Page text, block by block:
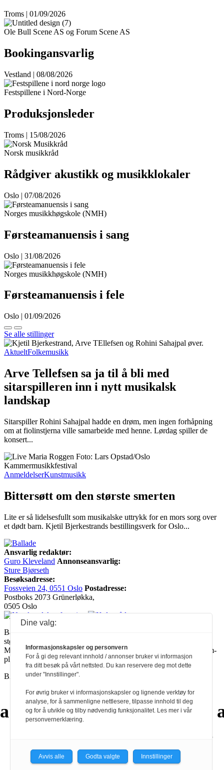
Troms | 01/09/2026
Ole Bull Scene AS og Forum Scene AS
Bookingansvarlig
Vestland | 08/08/2026
Festspillene i Nord-Norge
Produksjonsleder
Troms | 15/08/2026
Norsk musikkråd
Rådgiver akustikk og musikklokaler
Oslo | 07/08/2026
Norges musikkhøgskole (NMH)
Førsteamanuensis i sang
Oslo | 31/08/2026
Norges musikkhøgskole (NMH)
Førsteamanuensis i fele
Oslo | 01/09/2026
Se alle stillinger
AktueltFolkemusikk
Arve Tellefsen sa ja til å bli med
sitarspilleren inn i nytt musikalsk
landskap
Sitarspiller Rohini Sahajpal hadde en drøm, men ingen forhåpning
om at fiolinstjerna ville samarbeide med henne. Lørdag spiller de
konsert...
AnmeldelserKunstmusikk
Bittersøtt om den største smerten
Lite er så lidelsesfullt som musikalske uttrykk for en mors sorg over
et dødt barn. Kjetil Bjerkestrands bestillingsverk for Oslo...
Ansvarlig redaktør:
Guro Kleveland Annonseansvarlig:
Sture Bjørseth
Besøksadresse:
Fossveien 24, 0551 Oslo Postadresse:
Postboks 2073 Grünerløkka,
0505 Oslo
Ballade mottar tilskudd fra Norsk kulturråd, i tillegg til økonomisk
støtte fra eierne NOPA, Norsk komponistforening og
Musikkforleggerne. Ballade drives etter Redaktør- og Vær Varsom-
plakaten.
BALLADE — NORGES MUSIKKMAGASIN
aa a
aaa
aa
aa
a
Dine valg:
Informasjonskapsler og personvern
For å gi deg relevant innhold / annonser bruker vi informasjon
fra ditt besøk på vårt nettsted. Du kan reservere deg mot dette
under "Innstillinger".
For øvrig bruker vi informasjonskapsler og lignende verktøy for
analyse, for å sammenligne nettlesere, tilpasse innhold til deg
og for å utvikle og tilby nødvendig funksjonalitet. Les mer i vår
personvernerklæring.
Avvis alle Godta valgte Innstillinger